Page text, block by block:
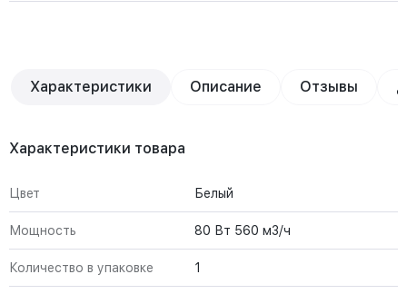
Характеристики Описание Отзывы
Характеристики товара
Цвет Белый
Мощность 80 Вт 560 м3/ч
Количество в упаковке 1